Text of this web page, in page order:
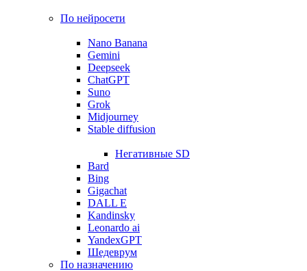
По нейросети
Nano Banana
Gemini
Deepseek
ChatGPT
Suno
Grok
Midjourney
Stable diffusion
Негативные SD
Bard
Bing
Gigachat
DALL E
Kandinsky
Leonardo ai
YandexGPT
Шедеврум
По назначению